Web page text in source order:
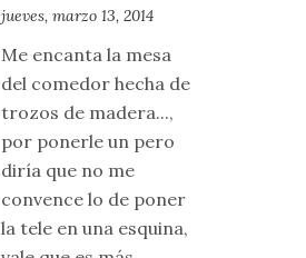
jueves, marzo 13, 2014
Me encanta la mesa
del comedor hecha de
trozos de madera...,
por ponerle un pero
diría que no me
convence lo de poner
la tele en una esquina,